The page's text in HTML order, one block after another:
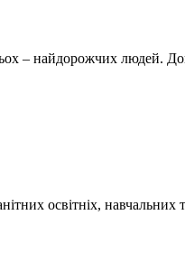
– найдорожчих людей.
освітніх, навчальних